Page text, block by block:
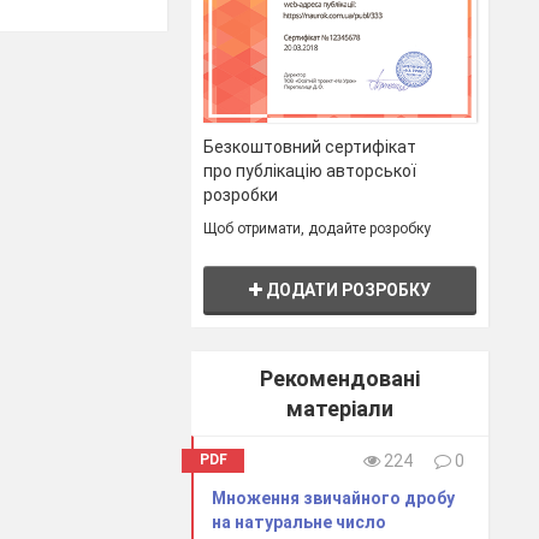
Безкоштовний сертифікат
про публікацію авторської
розробки
Щоб отримати, додайте розробку
ДОДАТИ РОЗРОБКУ
Рекомендовані
матеріали
PDF 224
0
Множення звичайного дробу
на натуральне число